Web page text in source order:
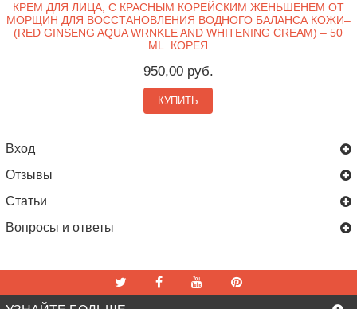
КРЕМ ДЛЯ ЛИЦА, С КРАСНЫМ КОРЕЙСКИМ ЖЕНЬШЕНЕМ ОТ
МОРЩИН ДЛЯ ВОССТАНОВЛЕНИЯ ВОДНОГО БАЛАНСА КОЖИ–
(RED GINSENG AQUA WRNKLE AND WHITENING CREAM) – 50
ML. КОРЕЯ
950,00 руб.
КУПИТЬ
Вход
Отзывы
Статьи
Вопросы и ответы